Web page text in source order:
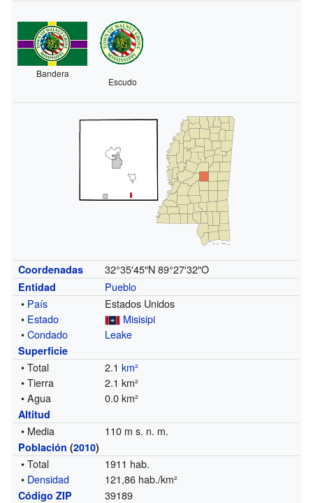
Bandera
Escudo
Coordenadas 32°35′45″N 89°27′32″O
Entidad
Pueblo
• País
Estados Unidos
• Estado
Misisipi
•Condado Leake
Superficie
• Total 2.1km²
• Tierra
2.1 km²
• Agua
0.0 km²
Altitud
• Media 110 m s. n. m.
Población (2010)
• Total
1911 hab.
• Densidad 121,86 hab./km²
Código ZIP 39189